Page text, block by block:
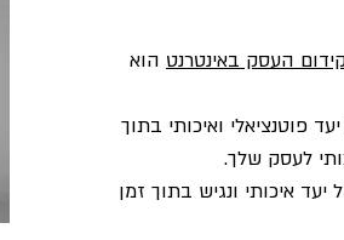
העסק באינטרנט הוא
פוטנציאלי ואיכותי בתוך
לעסק שלך.
איכותי ונגיש בתוך זמן